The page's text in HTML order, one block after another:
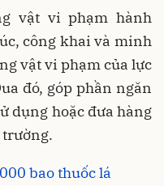
vật vi phạm hành
công khai và minh
vật vi phạm của lực
đó, góp phần ngăn
dụng hoặc đưa hàng
bao thuốc lá